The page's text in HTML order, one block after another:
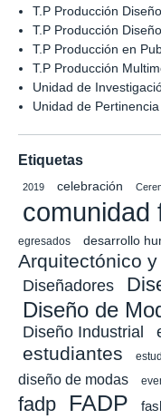
T.P Producción
T.P Producción
T.P Producción en
T.P Producción
Unidad de
Unidad de
Etiquetas
2019 celebración
comunidad
egresados
desarrollo
Arquitectónico
Diseñadores
Diseño de
Diseño Industrial
estudiantes
diseño de modas
fadp
FADP